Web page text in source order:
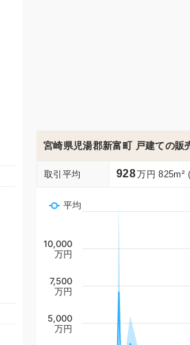
宮崎県児湯郡新富町 戸建ての販
取引平均 928万円 825m²
平均
5,000
万円
7,500
万円
10,000
万円